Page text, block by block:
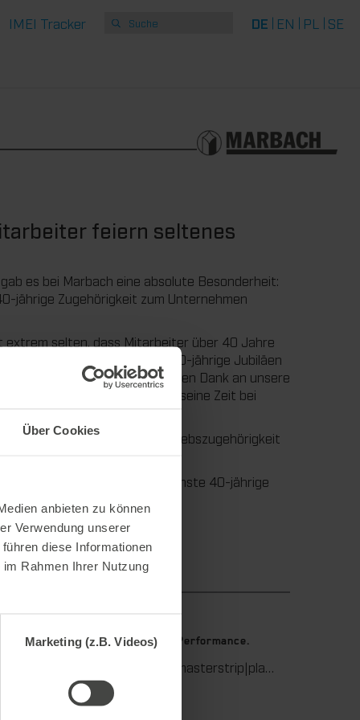
Über Cookies
anbieten zu können
Verwendung unserer
diese Informationen
Rahmen Ihrer Nutzung
Marketing (z.B. Videos)
IMEI Tracker DE EN PL SE
feiern seltenes
es bei Marbach eine absolute Besonderheit:
jährige Zugehörigkeit zum Unternehmen
extrem selten, dass Mitarbeiter über 40 Jahre
in einer Woche gleich drei 40-jährige Jubiläen
fünf 25-jährige Jubiläen. Vielen Dank an unsere
unserer Jubilare hat sogar seine Zeit bei
die durchschnittliche Betriebszugehörigkeit
im Oktober wird es das nächste 40-jährige
Maximale Ausbrech-Performance.
Wir bieten mit der masterstrip|plate eine seit vielen Jahren bewährte Lösung für maximale Prozesssicherheit beim Ausbrechen. Das speziell entwickelte Ausbrechoberteil ermöglicht einen stabilen, sauberen und effizienten Ausbrechprozess auch bei anspruchsvollen Anwendungen.